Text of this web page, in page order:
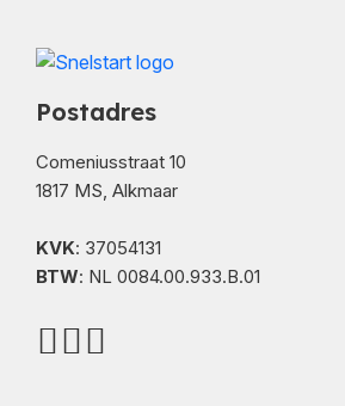
Postadres
Comeniusstraat 10
1817 MS, Alkmaar
KVK: 37054131
BTW: NL 0084.00.933.B.01